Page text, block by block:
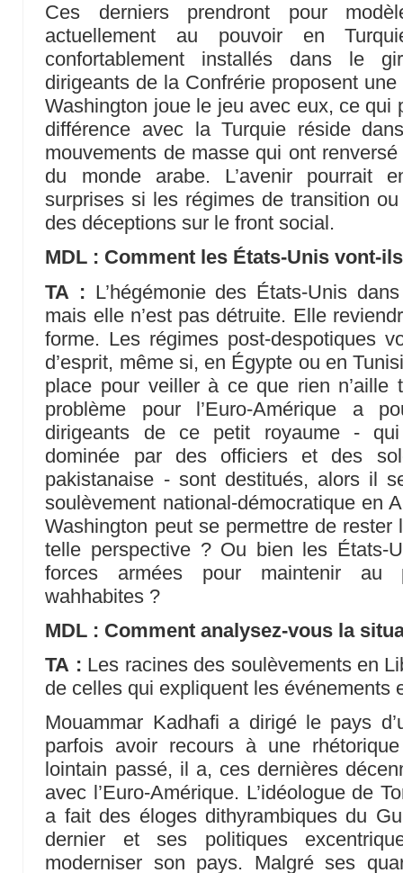
Ces derniers prendront pour
actuellement au pouvoir en
confortablement installés dans le
dirigeants de la Confrérie proposent
Washington joue le jeu avec eux, ce qui
différence avec la Turquie réside
mouvements de masse qui ont
du monde arabe. L’avenir pourrait
surprises si les régimes de transition
des déceptions sur le front social.
MDL : Comment les États-Unis vont-
TA : L’hégémonie des États-Unis
mais elle n’est pas détruite. Elle
forme. Les régimes post-despotiques
d’esprit, même si, en Égypte ou en
place pour veiller à ce que rien n’aille
problème pour l’Euro-Amérique a
dirigeants de ce petit royaume - qui
dominée par des officiers et des
pakistanaise - sont destitués, alors il
soulèvement national-démocratique en
Washington peut se permettre de
telle perspective ? Ou bien les États-
forces armées pour maintenir au
wahhabites ?
MDL : Comment analysez-vous la
TA : Les racines des soulèvements en
de celles qui expliquent les événements
Mouammar Kadhafi a dirigé le pays
parfois avoir recours à une
lointain passé, il a, ces dernières
avec l’Euro-Amérique. L’idéologue de
a fait des éloges dithyrambiques du
dernier et ses politiques
moderniser son pays. Malgré ses